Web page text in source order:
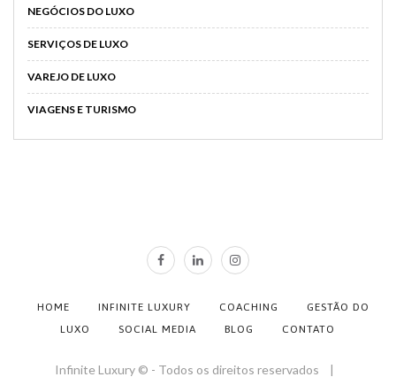
NEGÓCIOS DO LUXO
SERVIÇOS DE LUXO
VAREJO DE LUXO
VIAGENS E TURISMO
HOME INFINITE LUXURY COACHING
GESTÃO DO
LUXO
SOCIAL MEDIA BLOG CONTATO
Infinite Luxury © - Todos os direitos reservados |